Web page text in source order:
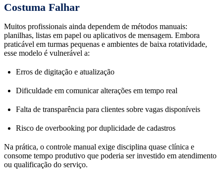
Costuma Falhar
Muitos profissionais ainda dependem de métodos manuais:
planilhas, listas em papel ou aplicativos de mensagem. Embora
praticável em turmas pequenas e ambientes de baixa rotatividade,
esse modelo é vulnerável a:
Erros de digitação e atualização
Dificuldade em comunicar alterações em tempo real
Falta de transparência para clientes sobre vagas disponíveis
Risco de overbooking por duplicidade de cadastros
Na prática, o controle manual exige disciplina quase clínica e
consome tempo produtivo que poderia ser investido em atendimento
ou qualificação do serviço.